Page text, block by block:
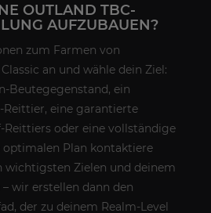
OUTLAND TBC-
AUFZUBAUEN?
zum Farmen von
an und wähle dein Ziel:
Beutegegenstand, ein
eine garantierte
Reittiers oder eine vollständige
Plan kontaktiere
wichtigsten Zielen und deinem
wir erstellen dann den
der zu deinem Realm-Level